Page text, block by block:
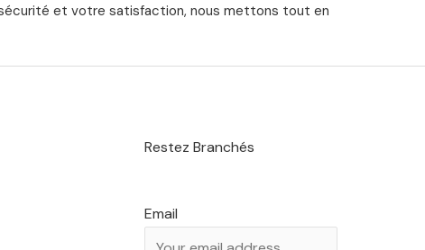
et votre satisfaction, nous mettons tout en
Restez Branchés
Email